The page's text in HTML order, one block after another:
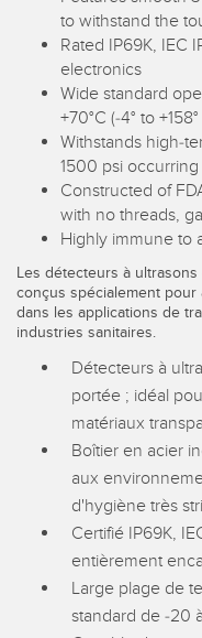
d’étiquettes
Capteurs de repères,
Capteurs d’aide au choix
Capteurs de température
Capteurs de
Capteurs de
Capteurs de vibrations
ACCESSORIES
Convertisseurs
Câbles
LOGICIELS
Banner Measurement
préventive
Surveillance des
Télésurveillance
LIENS
Washdown
IO-Link
to withstand the
Rated IP69K, IEC
electronics
Wide standard
+70°C (-4° to +158°
Withstands high-
1500 psi
Constructed of
with no threads,
Highly immune to
Les détecteurs à
conçus spécialement
dans les applications de
industries sanitaires.
Détecteurs à
portée ; idéal
matériaux
Boîtier en acier
aux
d'hygiène très
Certifié IP69K,
entièrement
Large plage de
standard de -20